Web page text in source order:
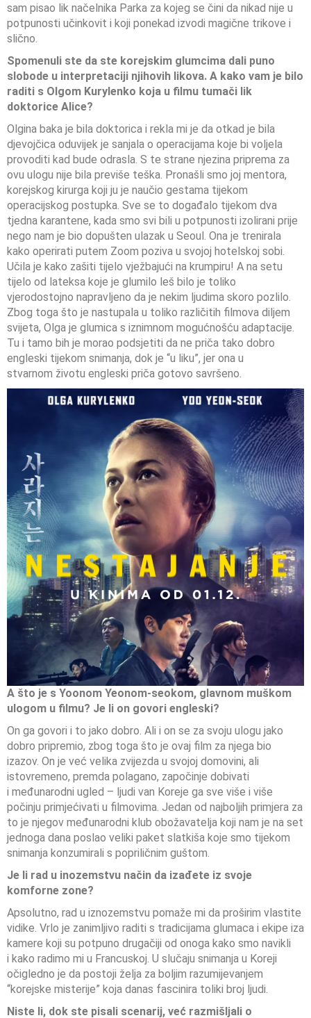
sam pisao lik načelnika Parka za kojeg se čini da nikad nije u
potpunosti učinkovit i koji ponekad izvodi magične trikove i
slično.
Spomenuli ste da ste korejskim glumcima dali puno
slobode u interpretaciji njihovih likova. A kako vam je bilo
raditi s Olgom Kurylenko koja u filmu tumači lik
doktorice Alice?
Olgina baka je bila doktorica i rekla mi je da otkad je bila
djevojčica oduvijek je sanjala o operacijama koje bi voljela
provoditi kad bude odrasla. S te strane njezina priprema za
ovu ulogu nije bila previše teška. Pronašli smo joj mentora,
korejskog kirurga koji ju je naučio gestama tijekom
operacijskog postupka. Sve se to događalo tijekom dva
tjedna karantene, kada smo svi bili u potpunosti izolirani prije
nego nam je bio dopušten ulazak u Seoul. Ona je trenirala
kako operirati putem Zoom poziva u svojoj hotelskoj sobi.
Učila je kako zašiti tijelo vježbajući na krumpiru! A na setu
tijelo od lateksa koje je glumilo leš bilo je toliko
vjerodostojno napravljeno da je nekim ljudima skoro pozlilo.
Zbog toga što je nastupala u toliko različitih filmova diljem
svijeta, Olga je glumica s iznimnom mogućnošću adaptacije.
Tu i tamo bih je morao podsjetiti da ne priča tako dobro
engleski tijekom snimanja, dok je “u liku”, jer ona u
stvarnom životu engleski priča gotovo savršeno.
A što je s Yoonom Yeonom-seokom, glavnom muškom
ulogom u filmu? Je li on govori engleski?
On ga govori i to jako dobro. Ali i on se za svoju ulogu jako
dobro pripremio, zbog toga što je ovaj film za njega bio
izazov. On je već velika zvijezda u svojoj domovini, ali
istovremeno, premda polagano, započinje dobivati
i međunarodni ugled – ljudi van Koreje ga sve više i više
počinju primjećivati u filmovima. Jedan od najboljih primjera za
to je njegov međunarodni klub obožavatelja koji nam je na set
jednoga dana poslao veliki paket slatkiša koje smo tijekom
snimanja konzumirali s popriličnim guštom.
Je li rad u inozemstvu način da izađete iz svoje
komforne zone?
Apsolutno, rad u iznozemstvu pomaže mi da proširim vlastite
vidike. Vrlo je zanimljivo raditi s tradicijama glumaca i ekipe iza
kamere koji su potpuno drugačiji od onoga kako smo navikli
i kako radimo mi u Francuskoj. U slučaju snimanja u Koreji
očigledno je da postoji želja za boljim razumijevanjem
“korejske misterije” koja danas fascinira toliki broj ljudi.
Niste li, dok ste pisali scenarij, već razmišljali o